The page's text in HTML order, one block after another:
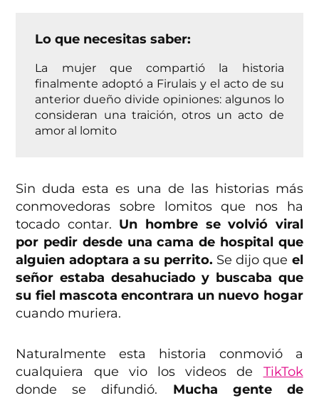
Lo que necesitas saber:
La mujer que compartió la historia
finalmente adoptó a Firulais y el acto de su
anterior dueño divide opiniones: algunos lo
consideran una traición, otros un acto de
amor al lomito
Sin duda esta es una de las historias más
conmovedoras sobre lomitos que nos ha
tocado contar. Un hombre se volvió viral
por pedir desde una cama de hospital que
alguien adoptara a su perrito. Se dijo que el
señor estaba desahuciado y buscaba que
su fiel mascota encontrara un nuevo hogar
cuando muriera.
Naturalmente esta historia conmovió a
cualquiera que vio los videos de TikTok
donde se difundió. Mucha gente de